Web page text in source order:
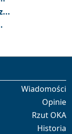
Wiadomości
Opinie
Rzut OKA
Historia